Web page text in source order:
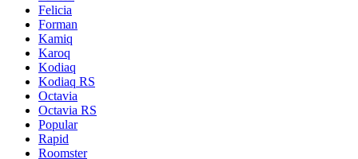
Felicia
Forman
Kamiq
Karoq
Kodiaq
Kodiaq RS
Octavia
Octavia RS
Popular
Rapid
Roomster